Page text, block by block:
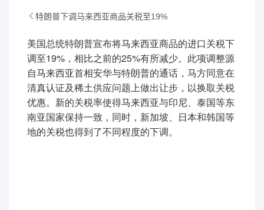
特朗普下调马来西亚商品关税至19%
美国总统特朗普宣布将马来西亚商品的进口关税下
调至19%，相比之前的25%有所减少。此项调整源
自马来西亚首相安华与特朗普的通话，马方同意在
清真认证及稀土供应问题上做出让步，以换取关税
优惠。新的关税率使得马来西亚与印尼、泰国等东
南亚国家保持一致，同时，新加坡、日本和韩国等
地的关税也得到了不同程度的下调。